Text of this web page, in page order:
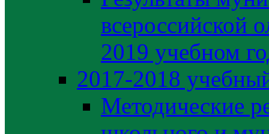
всероссийской
2019 учебном
2017-2018
Методические